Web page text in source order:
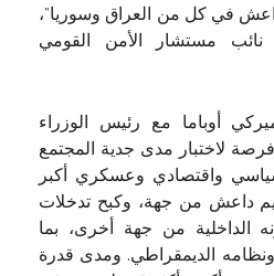
في كل من العراق وسوريا”،
مستشار الأمن القومي
أوباما مع رئيس الوزراء
لاختبار مدى جدية المجتمع
واقتصادي وعسكري أكبر
داعش من جهة، وكبح تدخلات
الداخلية من جهة أخرى، بما
الديمقراطي. ومدى قدرة